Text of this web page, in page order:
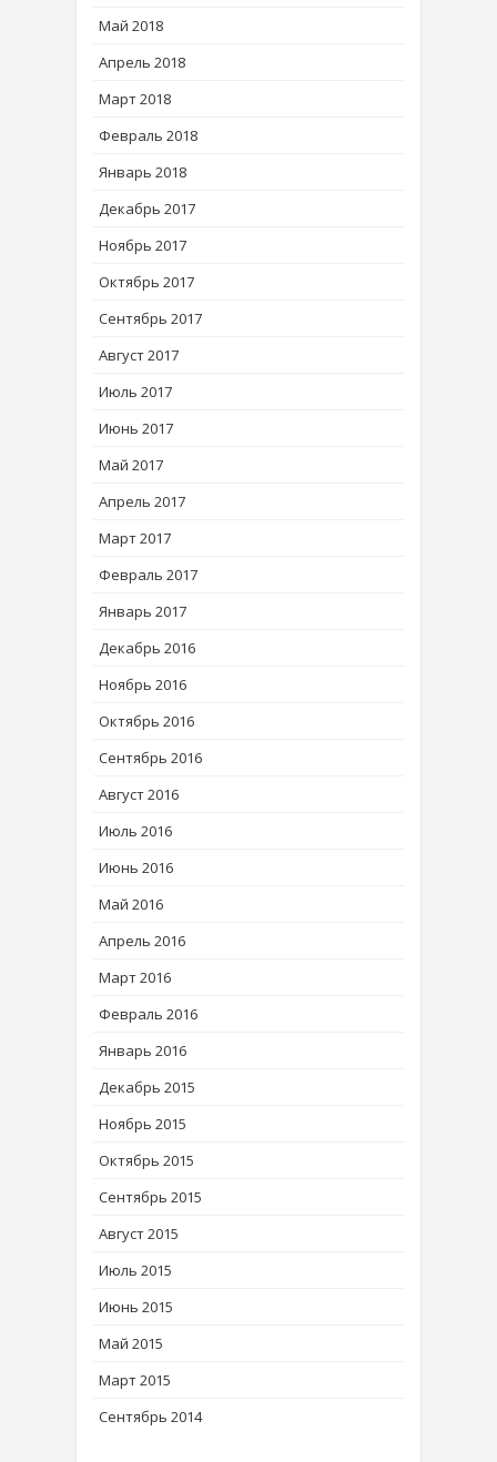
Май 2018
Апрель 2018
Март 2018
Февраль 2018
Январь 2018
Декабрь 2017
Ноябрь 2017
Октябрь 2017
Сентябрь 2017
Август 2017
Июль 2017
Июнь 2017
Май 2017
Апрель 2017
Март 2017
Февраль 2017
Январь 2017
Декабрь 2016
Ноябрь 2016
Октябрь 2016
Сентябрь 2016
Август 2016
Июль 2016
Июнь 2016
Май 2016
Апрель 2016
Март 2016
Февраль 2016
Январь 2016
Декабрь 2015
Ноябрь 2015
Октябрь 2015
Сентябрь 2015
Август 2015
Июль 2015
Июнь 2015
Май 2015
Март 2015
Сентябрь 2014